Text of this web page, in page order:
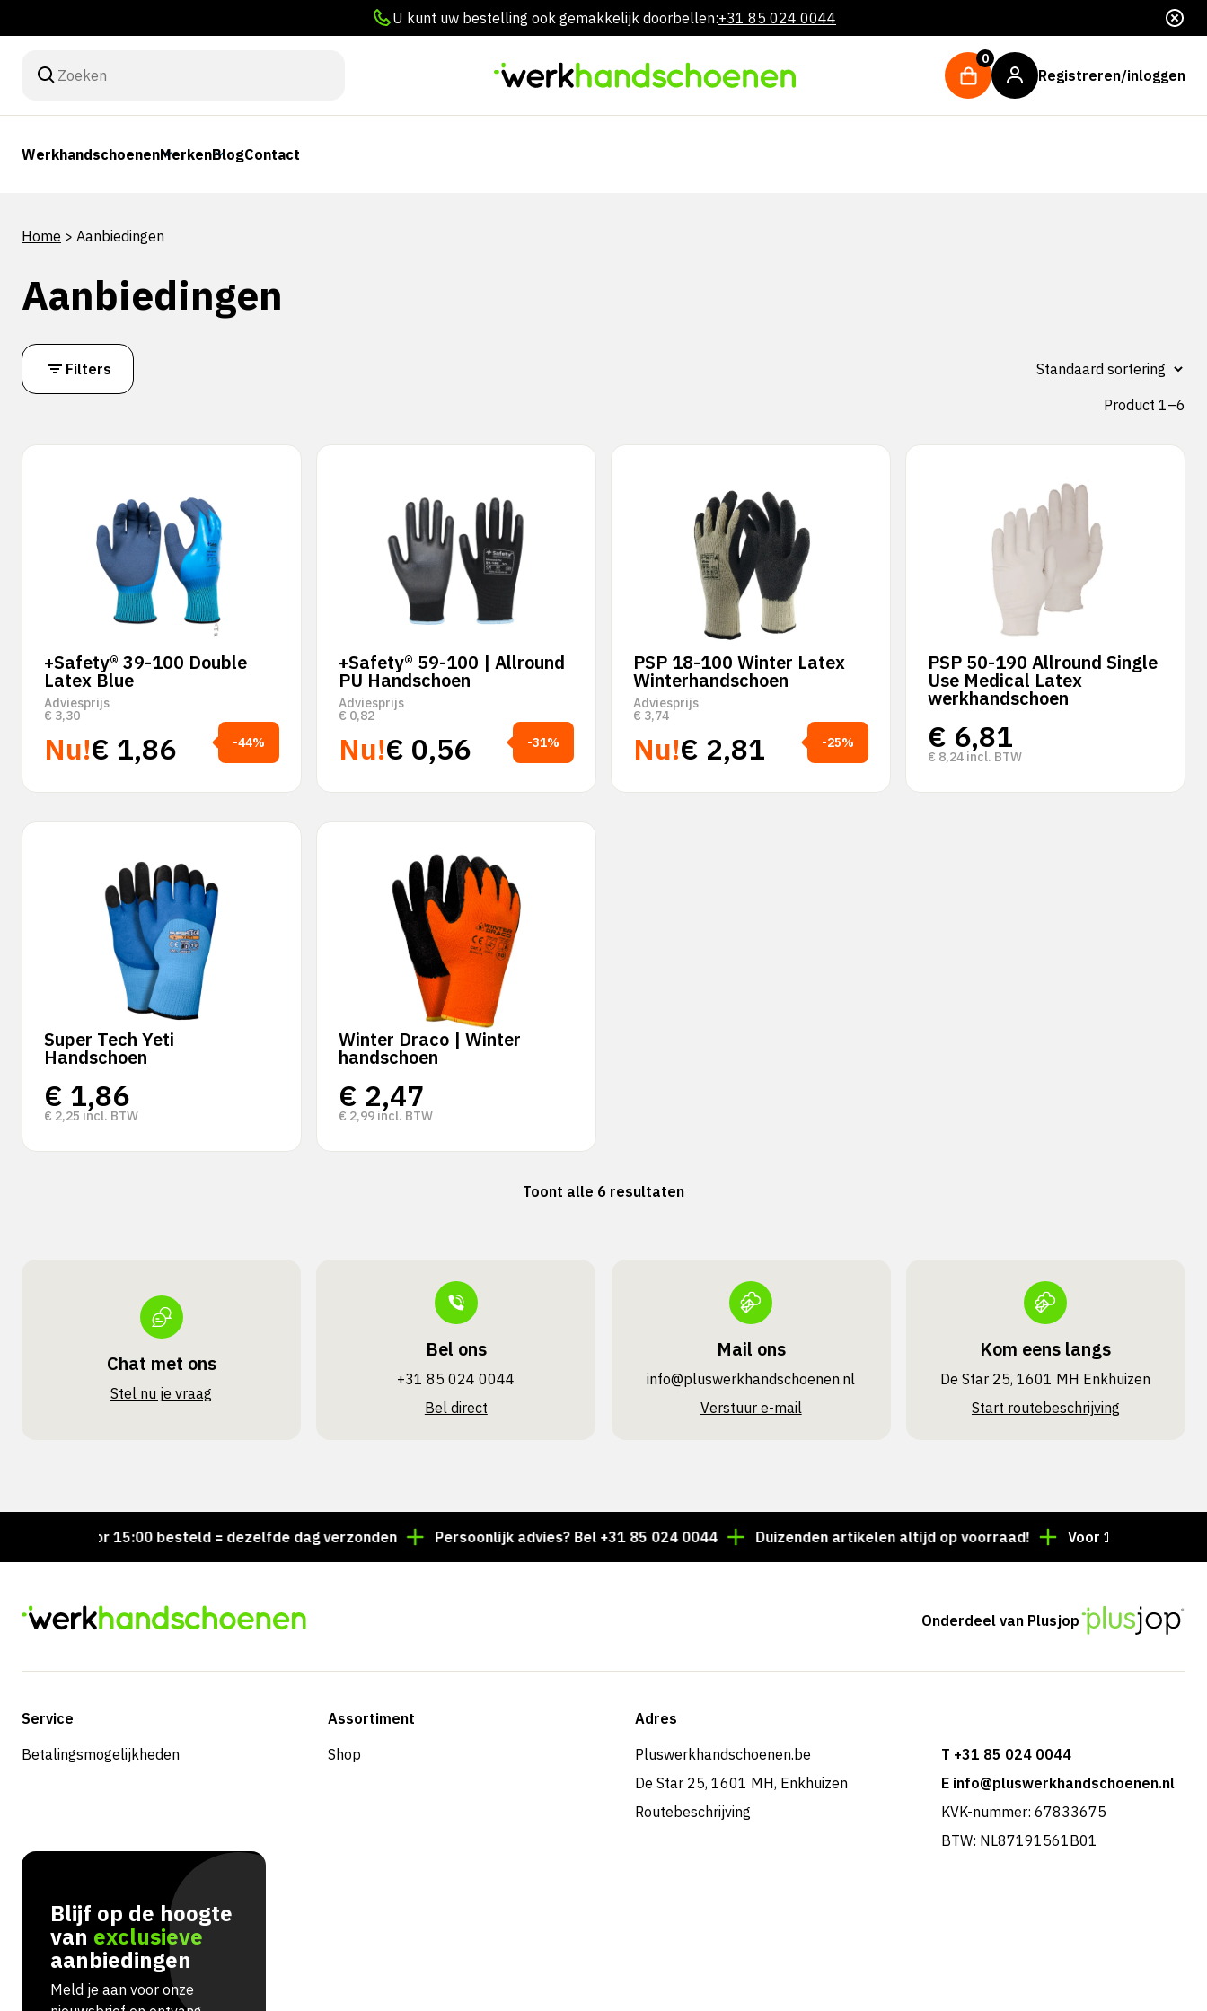
U kunt uw bestelling ook gemakkelijk doorbellen:+31 85 024 0044
0
Registreren/inloggen
WerkhandschoenenMerkenBlogContact
Home > Aanbiedingen
Aanbiedingen
Filters
Product 1–6
+Safety® 39-100 Double
Latex Blue
Adviesprijs
€ 3,30
Nu!€ 1,86 -44%
+Safety® 59-100 | Allround
PU Handschoen
Adviesprijs
€ 0,82
Nu!€ 0,56 -31%
PSP 18-100 Winter Latex
Winterhandschoen
Adviesprijs
€ 3,74
Nu!€ 2,81 -25%
PSP 50-190 Allround Single
Use Medical Latex
werkhandschoen
€ 6,81
€ 8,24 incl. BTW
Super Tech Yeti
Handschoen
€ 1,86
€ 2,25 incl. BTW
Winter Draco | Winter
handschoen
€ 2,47
€ 2,99 incl. BTW
Toont alle 6 resultaten
Chat met ons
Stel nu je vraag
Bel ons
+31 85 024 0044
Bel direct
Mail ons
info@pluswerk­handschoenen.nl
Verstuur e-mail
Kom eens langs
De Star 25, 1601 MH Enkhuizen
Start routebeschrijving
Voor 15:00 besteld = dezelfde dag verzonden Persoonlijk advies? Bel +31 85 024 0044 Duizenden artikelen altijd op voorraad! Voor 15:00 besteld =
Onderdeel van Plusjop
Service
Betalingsmogelijkheden
Assortiment
Shop
Adres
Pluswerkhandschoenen.be
De Star 25, 1601 MH, Enkhuizen
Routebeschrijving
T +31 85 024 0044
E info@pluswerkhandschoenen.nl
KVK-nummer: 67833675
BTW: NL87191561B01
Blijf op de hoogte
van exclusieve
aanbiedingen
Meld je aan voor onze